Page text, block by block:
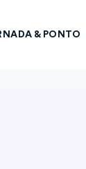
& PONTO